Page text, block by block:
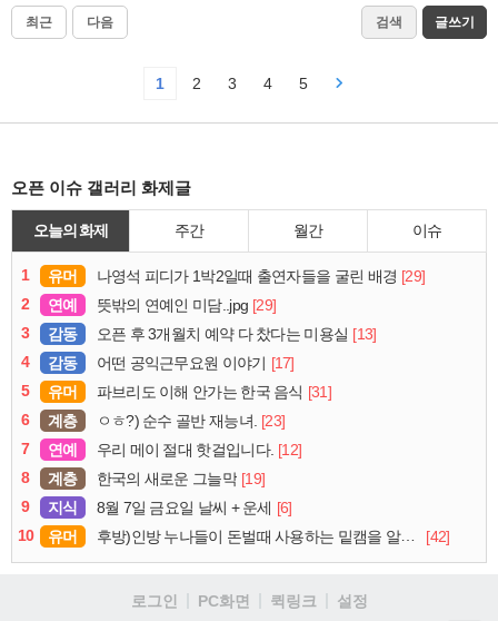
최근 다음 검색 글쓰기
1 2 3 4 5
오픈 이슈 갤러리 화제글
오늘의 화제 주간 월간 이슈
1 유머 나영석 피디가 1박2일때 출연자들을 굴린 배경 [29]
2
연예 뜻밖의 연예인 미담..jpg [29]
3
감동 오픈 후 3개월치 예약 다 찼다는 미용실 [13]
4
감동 어떤 공익근무요원 이야기 [17]
5
유머 파브리도 이해 안가는 한국 음식 [31]
6
계층 ㅇㅎ?) 순수 골반 재능녀. [23]
7
연예 우리 메이 절대 핫걸입니다. [12]
8
계층 한국의 새로운 그늘막 [19]
9
지식 8월 7일 금요일 날씨 + 운세 [6]
10
유머 후방)인방 누나들이 돈벌때 사용하는 밑캠을 알아보자 [42]
로그인 PC화면 퀵링크
설정